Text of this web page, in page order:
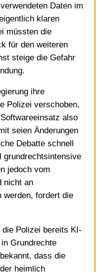
Daten im
klaren
müssten die
für den weiteren
steige die Gefahr
ihre
Polizei verschoben,
also
seien Änderungen
Debatte schnell
grundrechtsintensive
jedoch vom
nicht an
werden, fordert die
Polizei bereits KI-
Grundrechte
dass die
heimlich